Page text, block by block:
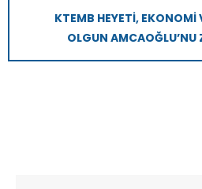
KTEMB HEYETI, EKONOMI
OLGUN AMCAOĞLU’NU